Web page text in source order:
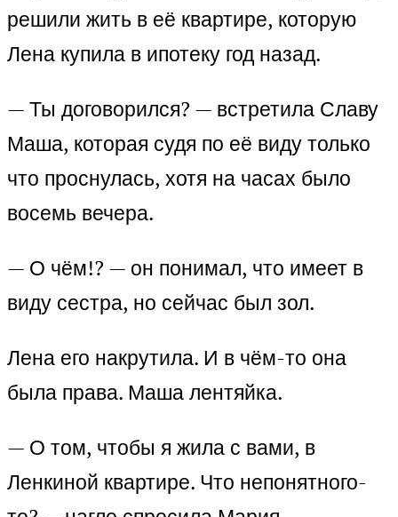
решили жить в её квартире, которую
Лена купила в ипотеку год назад.
— Ты договорился? — встретила Славу
Маша, которая судя по её виду только
что проснулась, хотя на часах было
восемь вечера.
— О чём!? — он понимал, что имеет в
виду сестра, но сейчас был зол.
Лена его накрутила. И в чём-то она
была права. Маша лентяйка.
— О том, чтобы я жила с вами, в
Ленкиной квартире. Что непонятного-